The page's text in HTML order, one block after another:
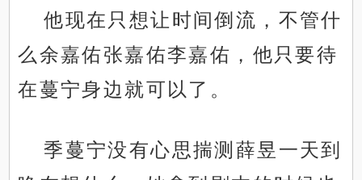
他现在只想让时间倒流，不管什
么余嘉佑张嘉佑李嘉佑，他只要待
在蔓宁身边就可以了。
季蔓宁没有心思揣测薛昱一天到